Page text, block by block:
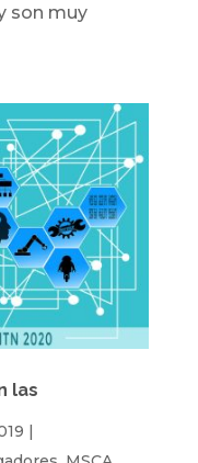
son muy
las
|